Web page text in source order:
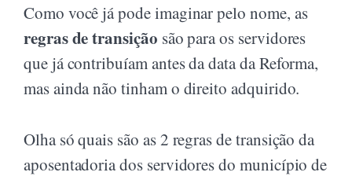
Como você já pode imaginar pelo nome, as
regras de transição são para os servidores
que já contribuíam antes da data da Reforma,
mas ainda não tinham o direito adquirido.
Olha só quais são as 2 regras de transição da
aposentadoria dos servidores do município de